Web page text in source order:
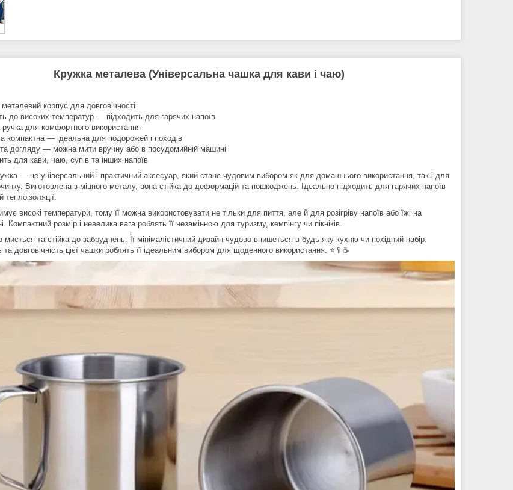
Кружка металева (Універсальна чашка для кави і чаю)
корпус для довговічності
до високих температур — підходить для гарячих напоїв
для комфортного використання
компактна — ідеальна для подорожей і походів
догляду — можна мити вручну або в посудомийній машині
для кави, чаю, супів та інших напоїв
— це універсальний і практичний аксесуар, який стане чудовим вибором як для домашнього використання, так і для
Виготовлена з міцного металу, вона стійка до деформацій та пошкоджень. Ідеально підходить для гарячих напоїв
теплоізоляції.
високі температури, тому її можна використовувати не тільки для пиття, але й для розігріву напоїв або їжі на
Компактний розмір і невелика вага роблять її незамінною для туризму, кемпінгу чи пікніків.
миється та стійка до забруднень. Її мінімалістичний дизайн чудово впишеться в будь-яку кухню чи похідний набір.
та довговічність цієї чашки роблять її ідеальним вибором для щоденного використання. ⭐🥄☕